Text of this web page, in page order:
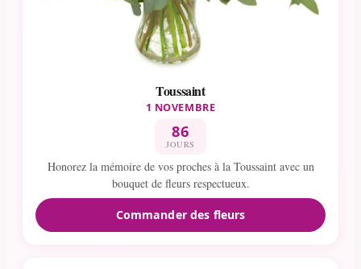
Toussaint
1 NOVEMBRE
86
JOURS
Honorez la mémoire de vos proches à la Toussaint avec un
bouquet de fleurs respectueux.
Commander des fleurs